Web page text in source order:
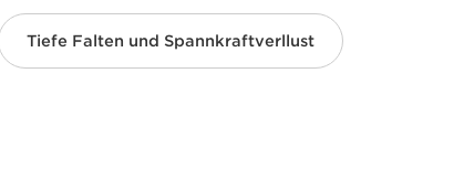
Tiefe Falten und Spannkraftverllust